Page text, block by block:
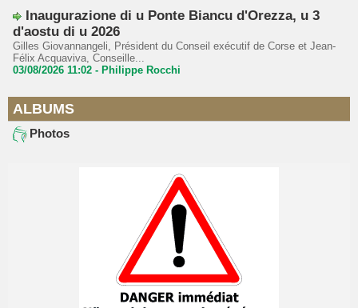
Inaugurazione di u Ponte Biancu d'Orezza, u 3
d'aostu di u 2026
Gilles Giovannangeli, Président du Conseil exécutif de Corse et Jean-
Félix Acquaviva, Conseille...
03/08/2026 11:02 - Philippe Rocchi
ALBUMS
Photos